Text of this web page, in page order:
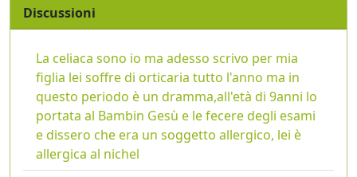
Discussioni
La celiaca sono io ma adesso scrivo per mia
figlia lei soffre di orticaria tutto l'anno ma in
questo periodo è un dramma,all'età di 9anni lo
portata al Bambin Gesù e le fecere degli esami
e dissero che era un soggetto allergico, lei è
allergica al nichel